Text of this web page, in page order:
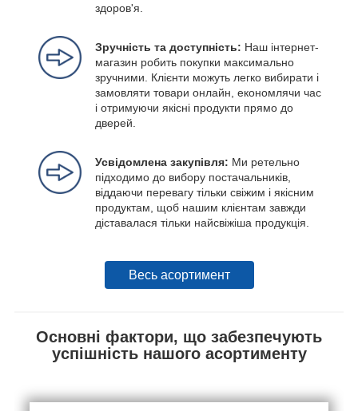
здоров'я.
Зручність та доступність: Наш інтернет-
магазин робить покупки максимально
зручними. Клієнти можуть легко вибирати і
замовляти товари онлайн, економлячи час
і отримуючи якісні продукти прямо до
дверей.
Усвідомлена закупівля: Ми ретельно
підходимо до вибору постачальників,
віддаючи перевагу тільки свіжим і якісним
продуктам, щоб нашим клієнтам завжди
діставалася тільки найсвіжіша продукція.
Весь асортимент
Основні фактори, що забезпечують
успішність нашого асортименту